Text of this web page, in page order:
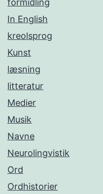
formidling
In English
kreolsprog
Kunst
læsning
litteratur
Medier
Musik
Navne
Neurolingvistik
Ord
Ordhistorier